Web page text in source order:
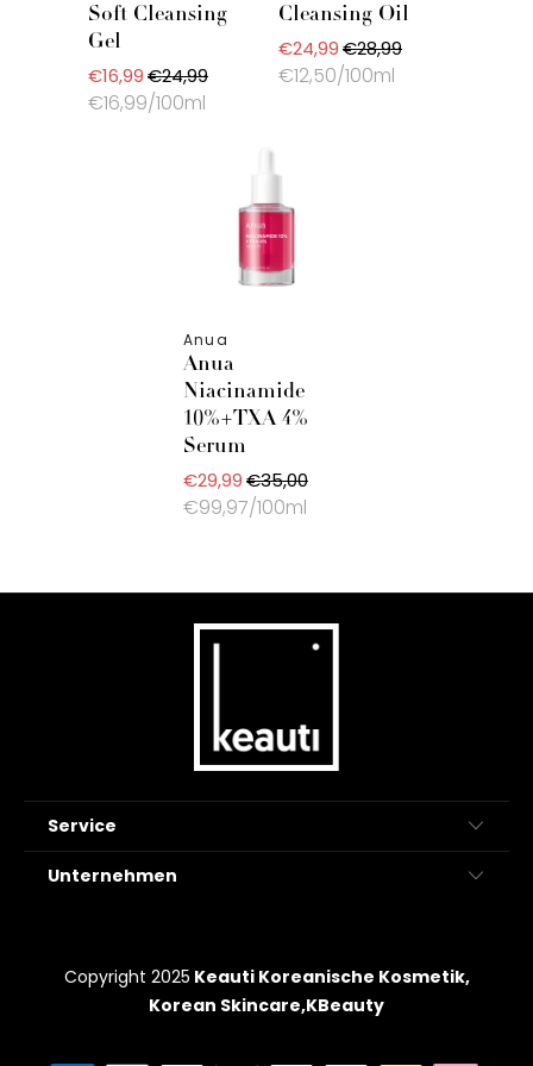
Soft Cleansing
Gel
€16,99€24,99
€16,99/100ml
Cleansing Oil
€24,99€28,99
€12,50/100ml
Anua
Anua
Niacinamide
10%+TXA 4%
Serum
€29,99€35,00
€99,97/100ml
Service
Unternehmen
Copyright 2025 Keauti Koreanische Kosmetik,
Korean Skincare,KBeauty